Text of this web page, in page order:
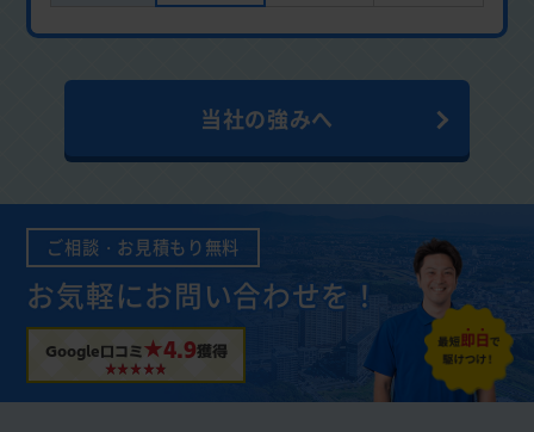
当社の強みへ
ご相談・お見積もり無料
お気軽にお問い合わせを！
Google口コミ ★4.9獲得